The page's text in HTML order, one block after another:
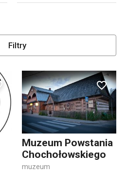
Filtry
Muzeum Powstania
Chochołowskiego
muzeum